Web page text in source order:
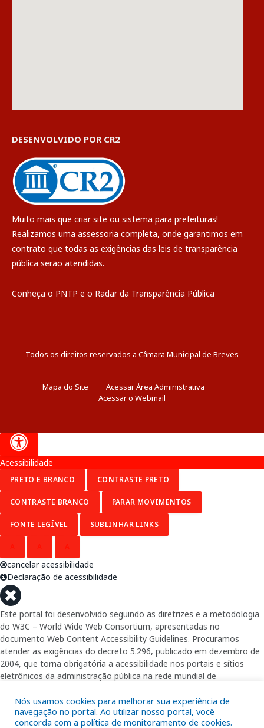
DESENVOLVIDO POR CR2
Muito mais que criar site ou sistema para prefeituras!
Realizamos uma assessoria completa, onde garantimos em
contrato que todas as exigências das leis de transparência
pública serão atendidas.
Conheça o PNTP e o Radar da Transparência Pública
Todos os direitos reservados a Câmara Municipal de Breves
Mapa do Site
Acessar Área Administrativa
Acessar o Webmail
Nós usamos cookies para melhorar sua experiência de
navegação no portal. Ao utilizar nosso portal, você
concorda com a política de monitoramento de cookies.
Acessibilidade
PRETO E BRANCO CONTRASTE PRETO
CONTRASTE BRANCO PARAR MOVIMENTOS
FONTE LEGÍVEL SUBLINHAR LINKS
cancelar acessibilidade
Declaração de acessibilidade
Este portal foi desenvolvido seguindo as diretrizes e a metodologia
do W3C – World Wide Web Consortium, apresentadas no
documento Web Content Accessibility Guidelines. Procuramos
atender as exigências do decreto 5.296, publicado em dezembro de
2004, que torna obrigatória a acessibilidade nos portais e sítios
eletrônicos da administração pública na rede mundial de
garantindo-lhes o pleno acesso aos conteúdos disponíveis.
Além de validações automáticas, foram realizados testes em